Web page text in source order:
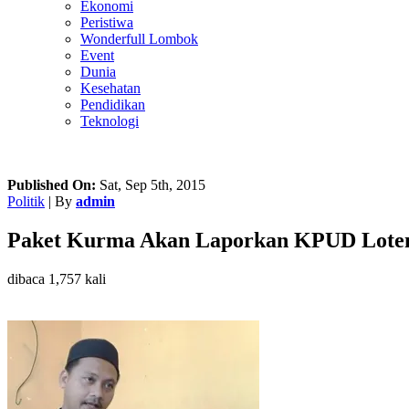
Ekonomi
Peristiwa
Wonderfull Lombok
Event
Dunia
Kesehatan
Pendidikan
Teknologi
Published On: Sat, Sep 5th, 2015
Politik | By admin
Paket Kurma Akan Laporkan KPUD
dibaca 1,757 kali